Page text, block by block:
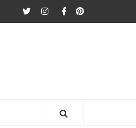
twitterInstagram
FacebookPinterest